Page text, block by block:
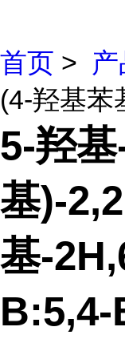
首页 >
(4-羟基苯
5-羟
基)-
基-
B:5,4-